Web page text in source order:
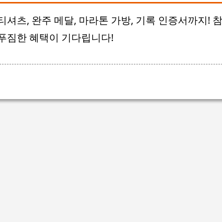
셔츠, 완주 메달, 마라톤 가방, 기록 인증서까지!
짐한 혜택이 기다립니다!